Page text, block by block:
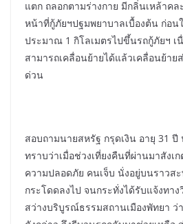
แตก ถลอกตามร่างกาย มีกลิ่นเหล้าคล
หน้าที่กู้ภัยฯปฐมพยาบาลเบื้องต้น ก่อน
ประมาณ 1 กิโลเมตรไปขึ้นรถกู้ภัยฯ เ
สามารถเคลื่อนย้ายได้แล้วเคลื่อนย้าย
ด่วน
สอบถามนายสหรัฐ กรุดเงิน อายุ 31
ทราบว่าเมื่อช่วงเที่ยงคืนที่ผ่านมาสังเ
ความปลอดภัย คนเจ็บ นั่งอยู่บนราวส
กระโดดลงไป จนกระทั่งได้รับแจ้งทา
สว่างบริบูรณ์ธรรมสถานเมืองพัทยา